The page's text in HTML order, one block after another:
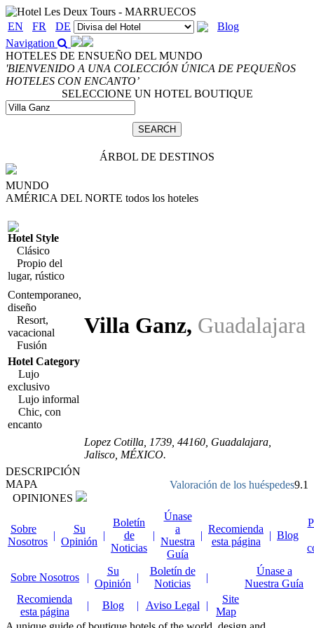
EN FR DE
Blog
Navigation
HOTELES DE ENSUEÑO DEL MUNDO
'BIENVENIDO A UNA COLECCIÓN ÚNICA DE PEQUEÑOS
HOTELES CON ENCANTO’
SELECCIONE UN HOTEL BOUTIQUE
ÁRBOL DE DESTINOS
MUNDO
AMÉRICA DEL NORTE todos los hoteles
Hotel Style
Clásico
Propio del
lugar, rústico
Contemporaneo,
diseño
Resort,
vacacional
Fusión
Hotel Category
Lujo
exclusivo
Lujo informal
Chic, con
encanto
Villa Ganz, Guadalajara
Lopez Cotilla, 1739 44160 , Guadalajara,
Jalisco MÉXICO.
Valoración de los huéspedes9.1
DESCRIPCIÓN
MAPA
OPINIONES
Sobre
Nosotros
|
Su
Opinión
|
Boletín
de
Noticias
|
Únase
a
Nuestra
Guía
|
Recomienda
esta página
| Blog
Sobre Nosotros |
Su
Opinión
|
Boletín de
Noticias
|
Únase a
Nuestra Guía
Recomienda
esta página
| Blog | Aviso Legal |
Site
Map